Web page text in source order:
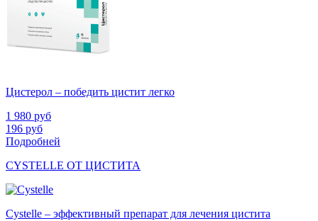
Цистерол – победить цистит легко
1 980 руб
196 руб
Подробней
CYSTELLE ОТ ЦИСТИТА
Cystelle – эффективный препарат для лечения цистита